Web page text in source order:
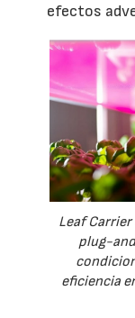
efectos
Leaf
plug-
eficiencia